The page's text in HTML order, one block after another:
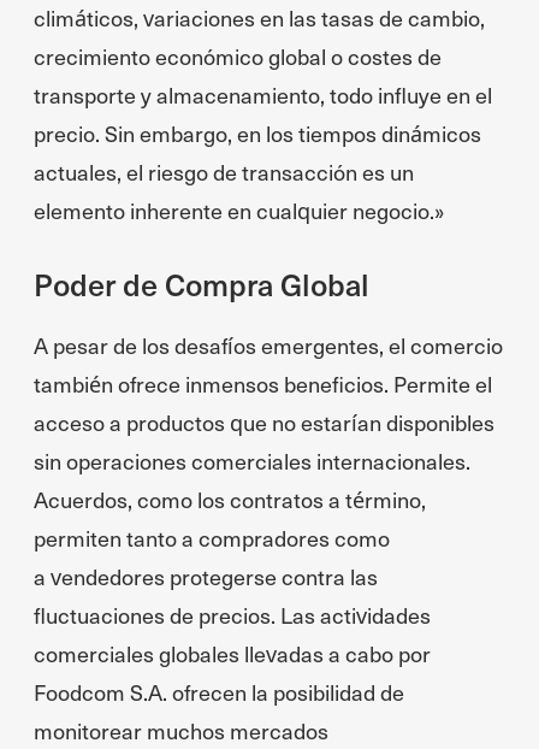
climáticos, variaciones en las tasas de cambio,
crecimiento económico global o costes de
transporte y almacenamiento, todo influye en el
precio. Sin embargo, en los tiempos dinámicos
actuales, el riesgo de transacción es un
elemento inherente en cualquier negocio.»
Poder de Compra Global
A pesar de los desafíos emergentes, el comercio
también ofrece inmensos beneficios. Permite el
acceso a productos que no estarían disponibles
sin operaciones comerciales internacionales.
Acuerdos, como los contratos a término,
permiten tanto a compradores como
a vendedores protegerse contra las
fluctuaciones de precios. Las actividades
comerciales globales llevadas a cabo por
Foodcom S.A. ofrecen la posibilidad de
monitorear muchos mercados